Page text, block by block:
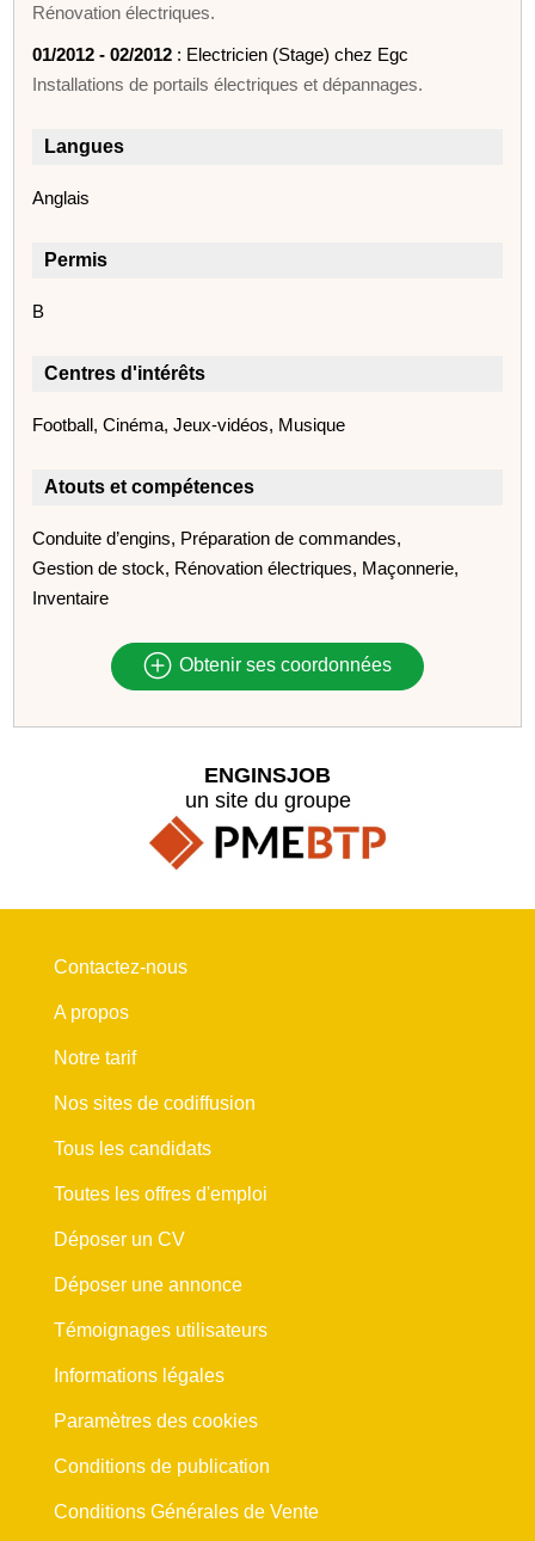
Rénovation électriques.
01/2012 - 02/2012 : Electricien (Stage) chez Egc
Installations de portails électriques et dépannages.
Langues
Anglais
Permis
B
Centres d'intérêts
Football, Cinéma, Jeux-vidéos, Musique
Atouts et compétences
Conduite d’engins, Préparation de commandes,
Gestion de stock, Rénovation électriques, Maçonnerie,
Inventaire
Obtenir ses coordonnées
ENGINSJOB
un site du groupe
Contactez-nous
A propos
Notre tarif
Nos sites de codiffusion
Tous les candidats
Toutes les offres d'emploi
Déposer un CV
Déposer une annonce
Témoignages utilisateurs
Informations légales
Paramètres des cookies
Conditions de publication
Conditions Générales de Vente